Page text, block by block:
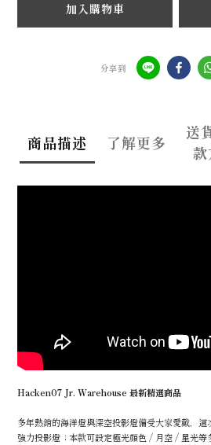
加入購物車
分享到
商品描述 了解更多
送
款
Hacken07 Jr. Warehouse 最新精選商品
多年熱銷的海洋燈與深空投影燈備受大家愛戴，
強力投影燈；本款可設定極光顏色 / 月空 / 星光